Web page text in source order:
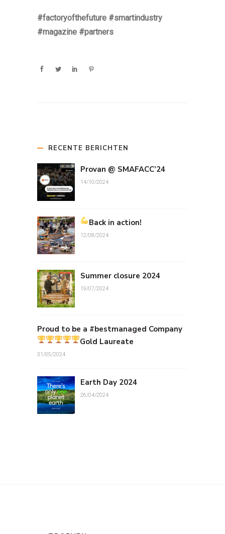
#factoryofthefuture #smartindustry
#magazine #partners
RECENTE BERICHTEN
Provan @ SMAFACC’24
14/10/2024
Back in action!
12/08/2024
Summer closure 2024
19/07/2024
Proud to be a #bestmanaged Company
Gold Laureate
31/05/2024
Earth Day 2024
26/04/2024